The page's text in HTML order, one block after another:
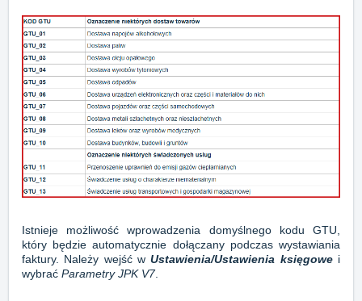
Istnieje możliwość wprowadzenia domyślnego kodu GTU,
który będzie automatycznie dołączany podczas wystawiania
faktury. Należy wejść wUstawienia/Ustawienia księgowe i
wybrać Parametry JPK V7.